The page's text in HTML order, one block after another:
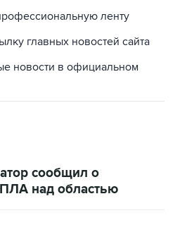
ленту
главных новостей сайта
новости в официальном
сообщил о
над областью